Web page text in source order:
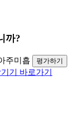
주미흡
기 바로가기